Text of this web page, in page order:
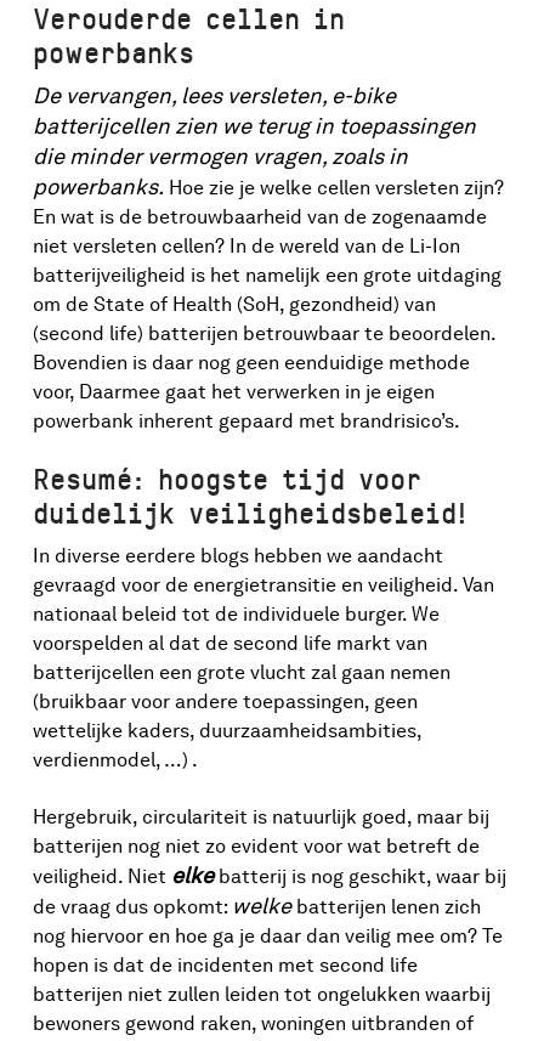
Verouderde cellen in
powerbanks
De vervangen, lees versleten, e-bike
batterijcellen zien we terug in toepassingen
die minder vermogen vragen, zoals in
powerbanks. Hoe zie je welke cellen versleten zijn?
En wat is de betrouwbaarheid van de zogenaamde
niet versleten cellen? In de wereld van de Li-Ion
batterijveiligheid is het namelijk een grote uitdaging
om de State of Health (SoH, gezondheid) van
(second life) batterijen betrouwbaar te beoordelen.
Bovendien is daar nog geen eenduidige methode
voor, Daarmee gaat het verwerken in je eigen
powerbank inherent gepaard met brandrisico’s.
Resumé: hoogste tijd voor
duidelijk veiligheidsbeleid!
In diverse eerdere blogs hebben we aandacht
gevraagd voor de energietransitie en veiligheid. Van
nationaal beleid tot de individuele burger. We
voorspelden al dat de second life markt van
batterijcellen een grote vlucht zal gaan nemen
(bruikbaar voor andere toepassingen, geen
wettelijke kaders, duurzaamheidsambities,
verdienmodel, …) .
Hergebruik, circulariteit is natuurlijk goed, maar bij
batterijen nog niet zo evident voor wat betreft de
veiligheid. Niet elkebatterij is nog geschikt, waar bij
de vraag dus opkomt: welkebatterijen lenen zich
nog hiervoor en hoe ga je daar dan veilig mee om? Te
hopen is dat de incidenten met second life
batterijen niet zullen leiden tot ongelukken waarbij
bewoners gewond raken, woningen uitbranden of